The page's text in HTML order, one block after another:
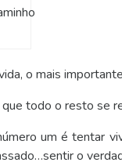
o mais
todo o resto se
um é tentar
o